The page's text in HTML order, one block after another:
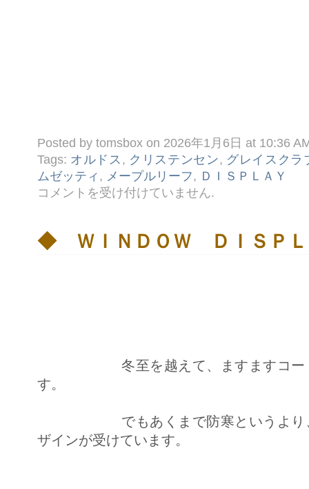
Posted by tomsbox on 2026年1月6日 at 10:36
Tags: オルドス , クリステンセン, グレイスクラ
ムゼッティ , メープルリーフ, ＤＩＳＰＬＡＹ
♪
今
Ｉ
Ｓ
コメントを受け付けていません.
◆ ＷＩＮＤＯＷ ＤＩＳＰＬ
冬至を越えて、ますますコートの
す。
でもあくまで防寒というより、冬
ザインが受けています。